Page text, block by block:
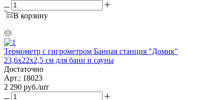
В корзину
Термометр с гигрометром Банная станция "Домик"
23,6х22х2,5 см для бани и сауны
Достаточно
Арт.: 18023
2 290 руб./шт